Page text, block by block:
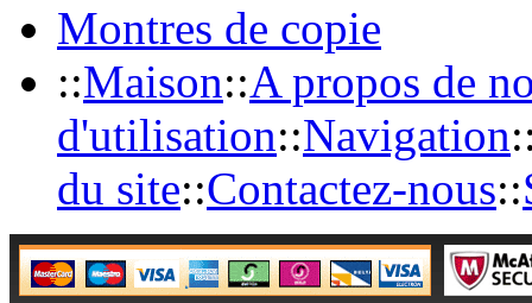
Montres de copie
::Maison::A propos de
d'utilisation::Navigation
du site::Contactez-nous::